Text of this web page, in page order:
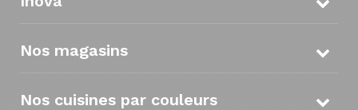
Nos magasins
Nos cuisines par couleurs